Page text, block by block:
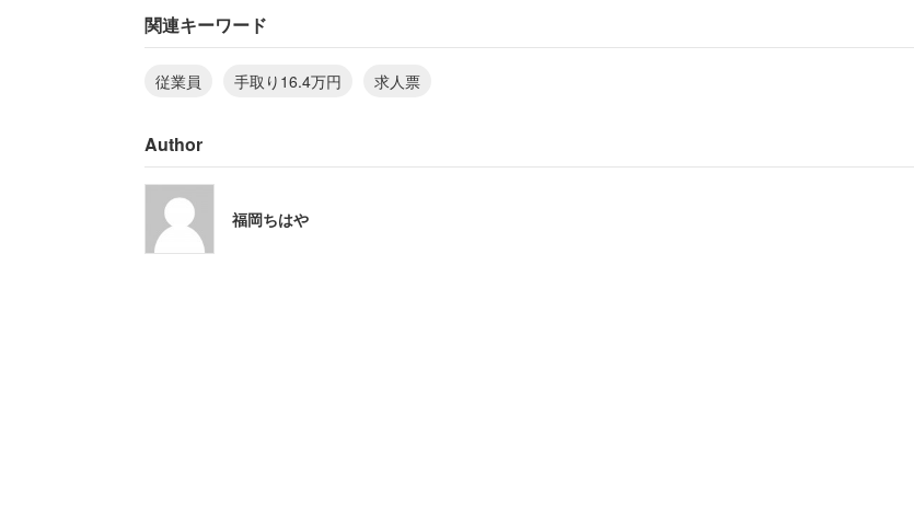
会社に正社員で就職できたけれど、前職の大企業の非正規社員のほうが給料も仕事内容も良か
った」と後悔する。
の半数以上が家族のため、得や楽をするのはその一族ばかり。家族以外の従業員が損をし、大
変なことや仕事をさせられている」
女性は「年収200万円、手取り月13万4000円。旦那の収入がないと生きていけない」と不満を
関連キーワード
従業員 手取り16.4万円 求人票
Author
福岡ちはや